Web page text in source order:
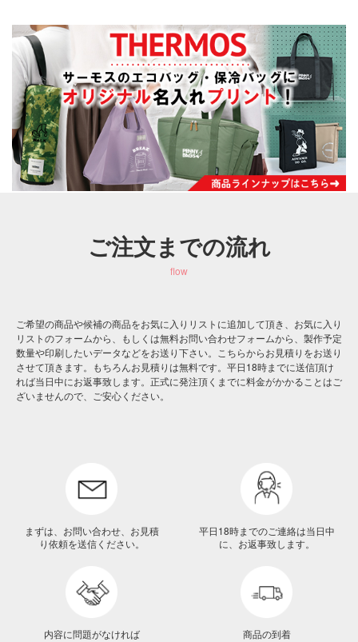
ご注文までの流れ
flow
ご希望の商品や候補の商品をお気に入りリストに追加して頂き、お気に入り
リストのフォームから、もしくは無料お問い合わせフォームから、製作予定
数量や印刷したいデータなどをお送り下さい。こちらからお見積りをお送り
させて頂きます。もちろんお見積りは無料です。平日18時までに送信頂け
れば当日中にお返事致します。正式に発注頂くまでに料金がかかることはご
ざいませんので、ご安心ください。
まずは、お問い合わせ、お見積
り依頼を送信ください。
平日18時までのご連絡は当日中
に、お返事致します。
内容に問題がなければ
商品の到着